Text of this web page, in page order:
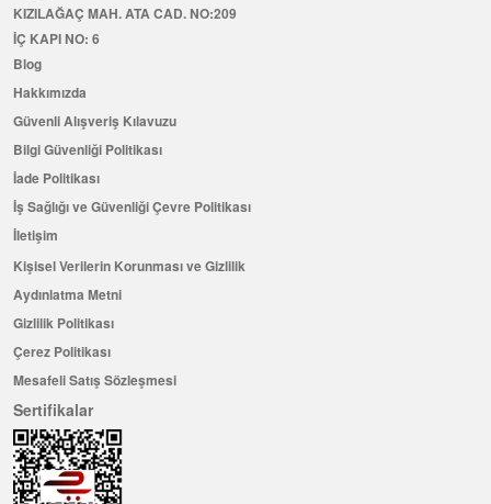
KIZILAĞAÇ MAH. ATA CAD. NO:209
İÇ KAPI NO: 6
Blog
Hakkımızda
Güvenli Alışveriş Kılavuzu
Bilgi Güvenliği Politikası
İade Politikası
İş Sağlığı ve Güvenliği Çevre Politikası
İletişim
Kişisel Verilerin Korunması ve Gizlilik
Aydınlatma Metni
Gizlilik Politikası
Çerez Politikası
Mesafeli Satış Sözleşmesi
Sertifikalar